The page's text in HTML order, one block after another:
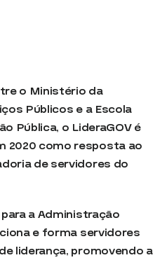
o Ministério da
Públicos e a Escola
Pública, o LideraGOV é
2020 como resposta ao
de servidores do
a Administração
e forma servidores
liderança, promovendo a